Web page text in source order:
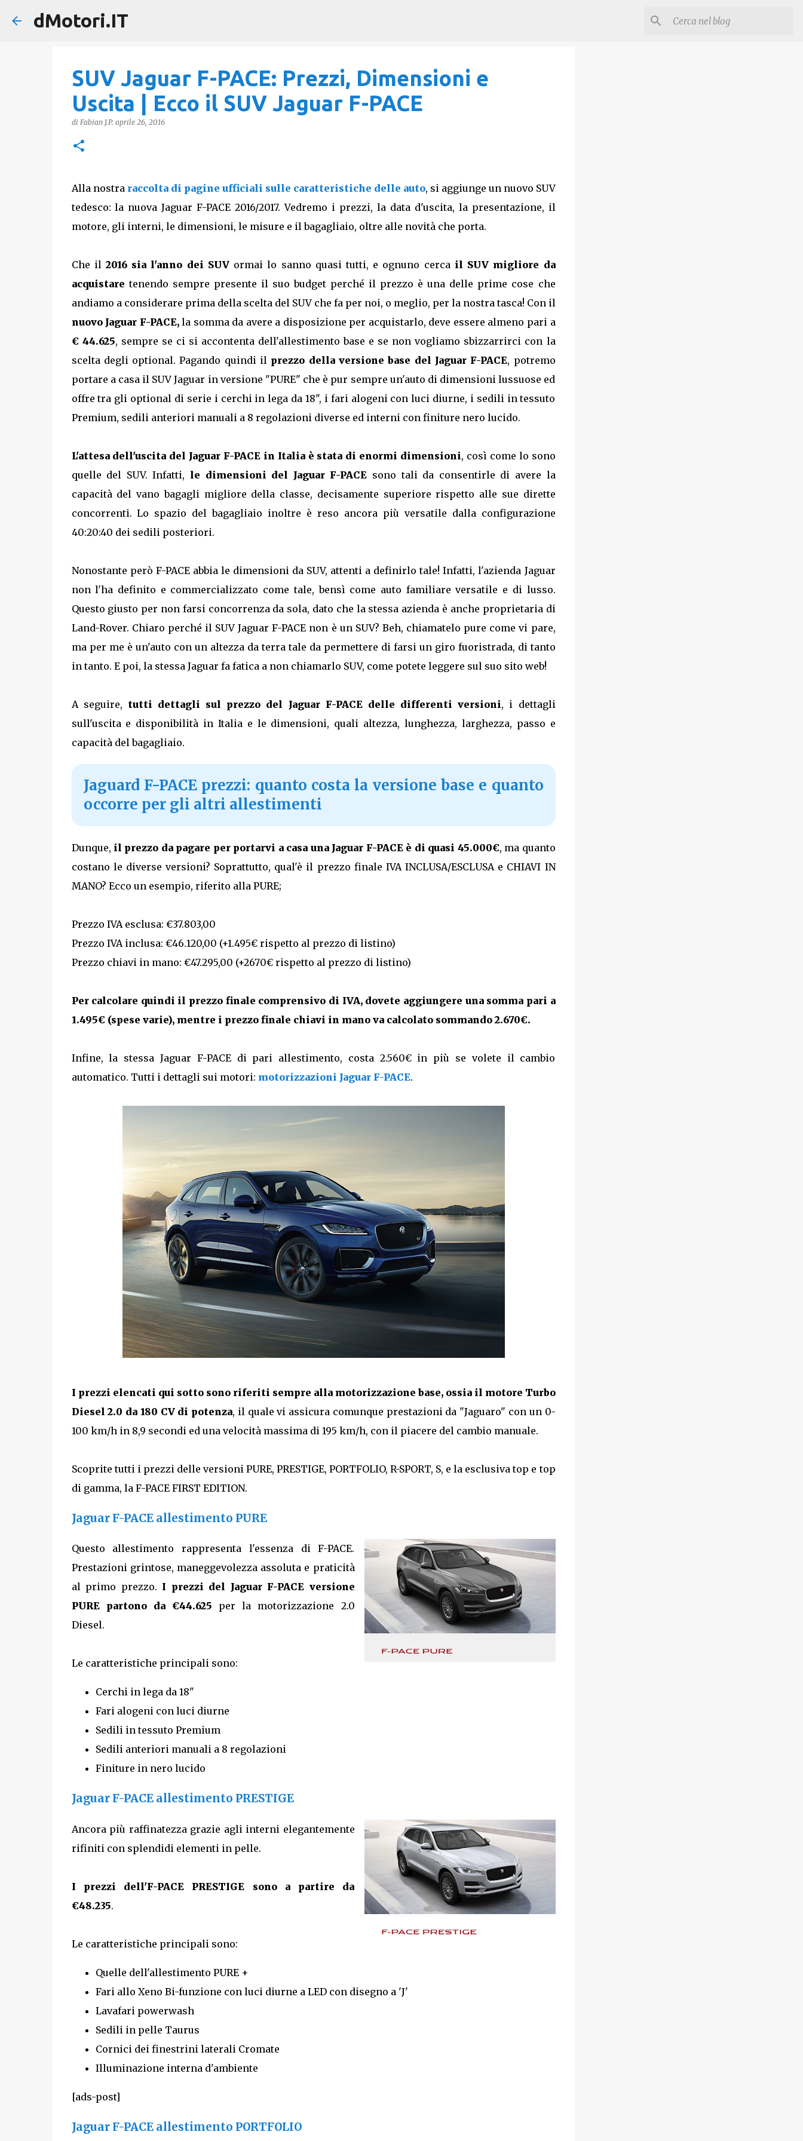
dMotori.IT
SUV Jaguar F-PACE: Prezzi, Dimensioni e
Uscita | Ecco il SUV Jaguar F-PACE
di Fabian J.P. aprile 26, 2016
Alla nostra raccolta di pagine ufficiali sulle caratteristiche delle auto, si aggiunge un nuovo SUV
tedesco: la nuova Jaguar F-PACE 2016/2017. Vedremo i prezzi, la data d'uscita, la presentazione, il
motore, gli interni, le dimensioni, le misure e il bagagliaio, oltre alle novità che porta.
Che il 2016 sia l'anno dei SUVormai lo sanno quasi tutti, e ognuno cerca il SUV migliore da
acquistare tenendo sempre presente il suo budget perché il prezzo è una delle prime cose che
andiamo a considerare prima della scelta del SUV che fa per noi, o meglio, per la nostra tasca! Con il
nuovo Jaguar F-PACE,la somma da avere a disposizione per acquistarlo, deve essere almeno pari a
€ 44.625, sempre se ci si accontenta dell'allestimento base e se non vogliamo sbizzarrirci con la
scelta degli optional. Pagando quindi il prezzo della versione base del Jaguar F-PACE, potremo
portare a casa il SUV Jaguar in versione "PURE" che è pur sempre un'auto di dimensioni lussuose ed
offre tra gli optional di serie i cerchi in lega da 18", i fari alogeni con luci diurne, i sedili in tessuto
Premium, sedili anteriori manuali a 8 regolazioni diverse ed interni con finiture nero lucido.
L'attesa dell'uscita del Jaguar F-PACE in Italia è stata di enormi dimensioni, così come lo sono
quelle del SUV. Infatti, le dimensioni del Jaguar F-PACE sono tali da consentirle di avere la
capacità del vano bagagli migliore della classe, decisamente superiore rispetto alle sue dirette
concorrenti. Lo spazio del bagagliaio inoltre è reso ancora più versatile dalla configurazione
40:20:40 dei sedili posteriori.
Nonostante però F-PACE abbia le dimensioni da SUV, attenti a definirlo tale! Infatti, l'azienda Jaguar
non l'ha definito e commercializzato come tale, bensì come auto familiare versatile e di lusso.
Questo giusto per non farsi concorrenza da sola, dato che la stessa azienda è anche proprietaria di
Land-Rover. Chiaro perché il SUV Jaguar F-PACE non è un SUV? Beh, chiamatelo pure come vi pare,
ma per me è un'auto con un altezza da terra tale da permettere di farsi un giro fuoristrada, di tanto
in tanto. E poi, la stessa Jaguar fa fatica a non chiamarlo SUV, come potete leggere sul suo sito web!
A seguire, tutti dettagli sul prezzo del Jaguar F-PACE delle differenti versioni, i dettagli
sull'uscita e disponibilità in Italia e le dimensioni, quali altezza, lunghezza, larghezza, passo e
capacità del bagagliaio.
Jaguard F-PACE prezzi: quanto costa la versione base e quanto
occorre per gli altri allestimenti
Dunque, il prezzo da pagare per portarvi a casa una Jaguar F-PACE è di quasi 45.000€, ma quanto
costano le diverse versioni? Soprattutto, qual'è il prezzo finale IVA INCLUSA/ESCLUSA e CHIAVI IN
MANO? Ecco un esempio, riferito alla PURE;
Prezzo IVA esclusa: €37.803,00
Prezzo IVA inclusa: €46.120,00 (+1.495€ rispetto al prezzo di listino)
Prezzo chiavi in mano: €47.295,00 (+2670€ rispetto al prezzo di listino)
Per calcolare quindi il prezzo finale comprensivo di IVA, dovete aggiungere una somma pari a
1.495€ (spese varie), mentre i prezzo finale chiavi in mano va calcolato sommando 2.670€.
Infine, la stessa Jaguar F-PACE di pari allestimento, costa 2.560€ in più se volete il cambio
automatico. Tutti i dettagli sui motori: motorizzazioni Jaguar F-PACE.
I prezzi elencati qui sotto sono riferiti sempre alla motorizzazione base, ossia il motore Turbo
Diesel 2.0 da 180 CV di potenza, il quale vi assicura comunque prestazioni da "Jaguaro" con un 0-
100 km/h in 8,9 secondi ed una velocità massima di 195 km/h, con il piacere del cambio manuale.
Scoprite tutti i prezzi delle versioni PURE, PRESTIGE, PORTFOLIO, R-SPORT, S, e la esclusiva top e top
di gamma, la F-PACE FIRST EDITION.
Jaguar F-PACE allestimento PURE
Questo allestimento rappresenta l'essenza di F-PACE.
Prestazioni grintose, maneggevolezza assoluta e praticità
al primo prezzo. I prezzi del Jaguar F-PACE versione
PURE partono da €44.625 per la motorizzazione 2.0
Diesel.
Le caratteristiche principali sono:
Cerchi in lega da 18"
Fari alogeni con luci diurne
Sedili in tessuto Premium
Sedili anteriori manuali a 8 regolazioni
Finiture in nero lucido
Jaguar F-PACE allestimento PRESTIGE
Ancora più raffinatezza grazie agli interni elegantemente
rifiniti con splendidi elementi in pelle.
I prezzi dell'F-PACE PRESTIGE sono a partire da
€48.235.
Le caratteristiche principali sono:
Quelle dell'allestimento PURE +
Fari allo Xeno Bi-funzione con luci diurne a LED con disegno a 'J'
Lavafari powerwash
Sedili in pelle Taurus
Cornici dei finestrini laterali Cromate
Illuminazione interna d'ambiente
[ads-post]
Jaguar F-PACE allestimento PORTFOLIO